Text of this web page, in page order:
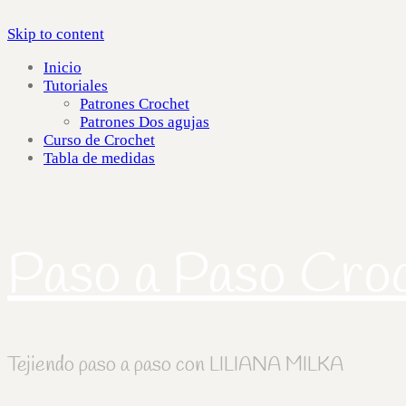
Skip to content
Inicio
Tutoriales
Patrones Crochet
Patrones Dos agujas
Curso de Crochet
Tabla de medidas
Tejiendo paso a paso con LILIANA MILKA